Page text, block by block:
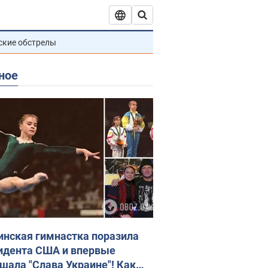
обстрелы
гимнастка поразила
США и впервые
"Слава Украине"! Как